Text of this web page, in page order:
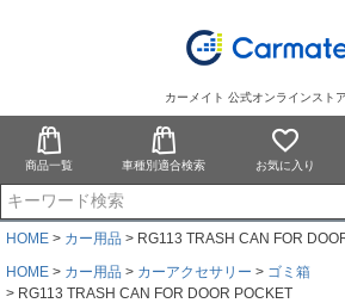
カーメイト 公式オンラインスト
商品一覧 車種別適合検索 お気に入り
HOME カー用品
RG113 TRASH CAN FOR
HOME
カー用品 カーアクセサリー
ゴミ箱
RG113 TRASH CAN FOR DOOR POCKET